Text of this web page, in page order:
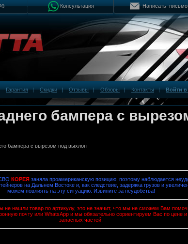
Консультация Написать письмо
Гарантия|Скидки|Отзывы|Обзоры|Контакты|Войти в
бампера с
бампера с вырезом под выхлоп
КОРЕЯзаняла проамериканскую позицию, поэтому наблюдается
на Дальнем Востоке и, как следствие, задержка грузов и
можем повлиять на эту ситуацию. Извините за неудобства!
не нашли товар по артикулу, это не значит, что мы не сможем Вам
почту или WhatsApp и мы обязательно сориентируем Вас по цене
запасных частей.